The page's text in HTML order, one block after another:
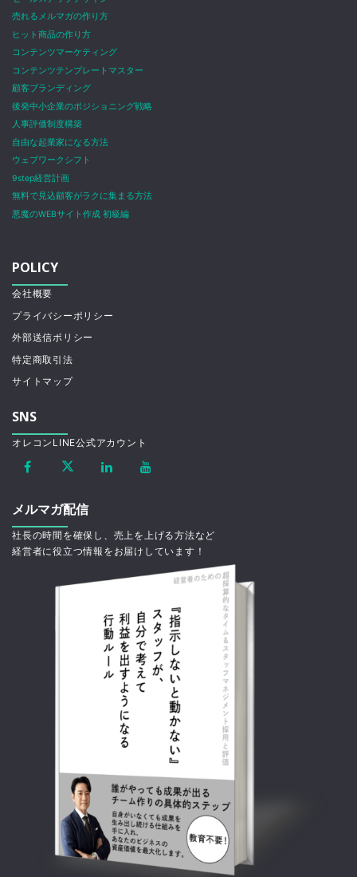
売れるメルマガの作り方
ヒット商品の作り方
コンテンツマーケティング
コンテンツテンプレートマスター
顧客ブランディング
後発中小企業のポジショニング戦略
人事評価制度構築
自由な起業家になる方法
ウェブワークシフト
9step経営計画
無料で見込顧客がラクに集まる方法
悪魔のWEBサイト作成 初級編
POLICY
会社概要
プライバシーポリシー
外部送信ポリシー
特定商取引法
サイトマップ
SNS
オレコンLINE公式アカウント
メルマガ配信
社長の時間を確保し、売上を上げる方法など
経営者に役立つ情報をお届けしています！